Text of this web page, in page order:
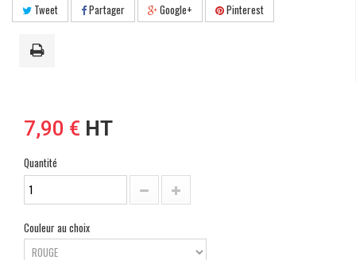
Tweet Partager Google+ Pinterest
7,90 € HT
Quantité
Couleur au choix